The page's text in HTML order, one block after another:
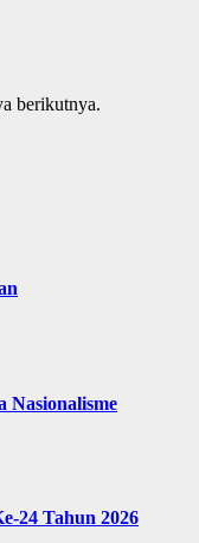
berikutnya.
Nasionalisme
24 Tahun 2026